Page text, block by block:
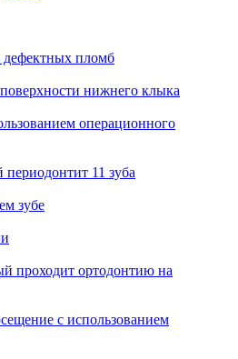
дефектных пломб
нижнего клыка
операционного
11 зуба
зубе
проходит ортодонтию на
с использованием